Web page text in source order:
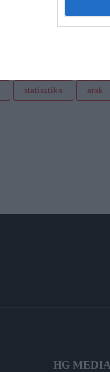
statisztika árak
HG MEDIA